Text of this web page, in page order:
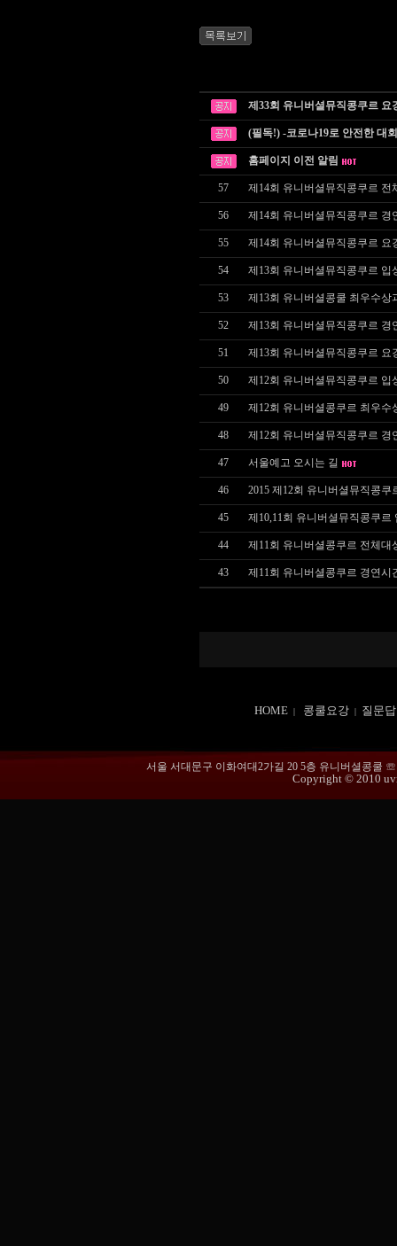
제33회 유니버셜뮤직콩쿠르 요
(필독!) -코로나19로 안전한 대
홈페이지 이전 알림
57 제14회 유니버셜뮤직콩쿠르
56 제14회 유니버셜뮤직콩쿠르 경
55 제14회 유니버셜뮤직콩쿠르 요
54 제13회 유니버셜뮤직콩쿠르 입
53 제13회 유니버셜콩쿨 최우수상
52 제13회 유니버셜뮤직콩쿠르 경
51 제13회 유니버셜뮤직콩쿠르 요
50 제12회 유니버셜뮤직콩쿠르 입
49 제12회 유니버셜콩쿠르 최우수
48 제12회 유니버셜뮤직콩쿠르 경
47 서울예고 오시는 길
46 2015 제12회 유니버셜뮤직콩쿠
45 제10,11회 유니버셜뮤직콩쿠르
44 제11회 유니버셜콩쿠르 전체대
43 제11회 유니버셜콩쿠르 경연시
HOME | 콩쿨요강 | 질문
서울 서대문구 이화여대2가길 20 5층 유니버셜콩쿨 ☏
Copyright © 2010